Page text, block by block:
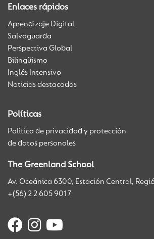
Enlaces rápidos
Aprendizaje Digital
Salvaguarda
Perspectiva Global
Bilingüismo
Inglés Intensivo
Noticias destacadas
Políticas
Política de privacidad y protección
de datos personales
The Greenland School
Av. Oceánica 6300, Estación Central,
+(56) 2 2 605 9017